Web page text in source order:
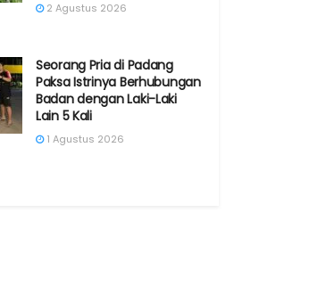
2 Agustus 2026
Seorang Pria di Padang
Paksa Istrinya Berhubungan
Badan dengan Laki-Laki
Lain 5 Kali
1 Agustus 2026